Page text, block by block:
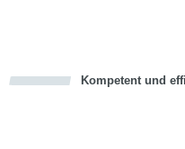
Kompetent und